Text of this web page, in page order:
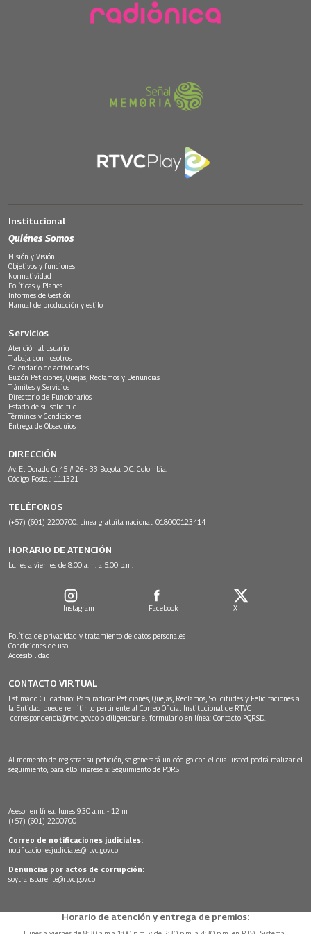
Institucional
Quiénes Somos
Misión y Visión
Objetivos y funciones
Normatividad
Políticas y Planes
Informes de Gestión
Manual de producción y estilo
Servicios
Atención al usuario
Trabaja con nosotros
Calendario de actividades
Buzón Peticiones, Quejas, Reclamos y Denuncias
Trámites y Servicios
Directorio de Funcionarios
Estado de su solicitud
Términos y Condiciones
Entrega de Obsequios
DIRECCIÓN
Av. El Dorado Cr.45 # 26 - 33 Bogotá D.C. Colombia.
Código Postal: 111321
TELÉFONOS
(+57) (601) 2200700. Línea gratuita nacional: 018000123414
HORARIO DE ATENCIÓN
Lunes a viernes de 8:00 a.m. a 5:00 p.m.
Instagram Facebook X
Política de privacidad y tratamiento de datos personales
Condiciones de uso
Accesibilidad
CONTACTO VIRTUAL
Estimado Ciudadano: Para radicar Peticiones, Quejas, Reclamos, Solicitudes y Felicitaciones a
la Entidad puede remitir lo pertinente al Correo Oficial Institucional de RTVC
correspondencia@rtvc.gov.co o diligenciar el formulario en línea: Contacto PQRSD.
Al momento de registrar su petición, se generará un código con el cual usted podrá realizar el
seguimiento, para ello, ingrese a: Seguimiento de PQRS
Asesor en línea: lunes 9:30 a.m. - 12 m
(+57) (601) 2200700
Correo de notificaciones judiciales:
notificacionesjudiciales@rtvc.gov.co
Denuncias por actos de corrupción:
soytransparente@rtvc.gov.co
Horario de atención y entrega de premios: